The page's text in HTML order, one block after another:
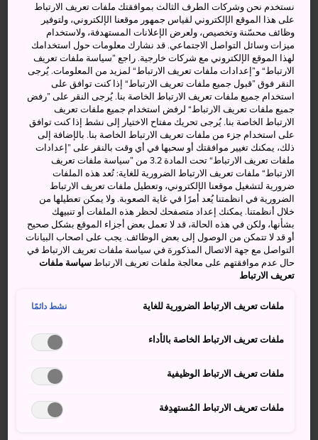
> أنشطة ومعالم رائعة:
الرياضات التي تتسم بروح المغامرة في كل فصل،
من القفز في الوادي إلى ركوب الدراجات
غمس الجسد في تاكاراغاوا، وهو أحد أفضل 10 ينابيع
ساخنة في العالم
صناعة الفنون والحرف اليدوية في قرية تاكومي-نو-
كيفية الوصول
يمكنك الوصول إلى منطقة ميناكامي عبر شنكانسن والقطارات
نستخدم نحن وشركات الطرف الثالث بموافقتك ملفات تعريف الارتباط
على هذا الموقع الإلكتروني لقياس جمهور موقعنا الإلكتروني، ولتوفير
وظائف محسّنة وتخصيص، ولعرض الإعلانات المستهدفة، ولاستخدام
ميزات وسائل التواصل الاجتماعي. قد نشارك معلومات حول استخدامك
لهذا الموقع الإلكتروني مع شركات خارجية. راجع ”سياسة ملفات تعريف
الارتباط“ و”إعدادات ملفات تعريف الارتباط“ لمزيد من المعلومات. يُرجى
النقر فوق ”قبول جميع ملفات تعريف الارتباط“ إذا كنت توافق على
استخدام جميع ملفات تعريف الارتباط الخاصة بنا. يُرجى النقر على ”رفض
جميع ملفات تعريف الارتباط“ لرفض استخدام جميع ملفات تعريف
الارتباط الخاصة بنا. يُرجى تحريك مفتاح الاختيار إلى نشط إذا كنت توافق
على استخدام جزء من ملفات تعريف الارتباط الخاصة بنا. بالإضافة إلى
ذلك، يمكنك تغيير موافقتك أو سحبها في أي وقت بالنقر على ”إعدادات
ملفات تعريف الارتباط“ تحت المادة 3.2 من ”سياسة ملفات تعريف
الارتباط“ ملفات تعريف الارتباط الضرورية للغاية: تُعد هذه الملفات
ضرورية لتشغيل موقعنا الإلكتروني، وتعطيل ملفات تعريف الارتباط
الضرورية في انظمتنا يُعد أمرًا في غاية الصعوبة. ولا يمكن تعطيلها من
خلال أنظمتنا. يمكنك إعداد متصفحك لحظر هذه الملفات أو تنبيهك
بشأنها، ولكن في هذه الحالة، قد لا تعمل بعض أجزاء الموقع بشكل صحيح
أو قد لا تتمكن من الوصول إلى بعض الوظائف. يجب على اصحاب البيانات
التواصل مع جهة الاتصال المذكورة في سياسة ملفات تعريف الارتباط في
حال عدم موافقتهم على معالجة ملفات تعريف الارتباطسياسة ملفات
تعريف الارتباط
ملفات تعريف الارتباط الضرورية للغاية نشط دائمًا
ملفات تعريف الارتباط الخاصة بالأداء
ملفات تعريف الارتباط الوظيفية
ملفات تعريف الارتباط المُستهدِفة